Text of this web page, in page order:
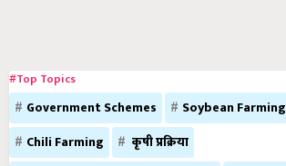
#Top Topics
Government Schemes Soybean Farming
Chili Farming
कृषी प्रक्रिया